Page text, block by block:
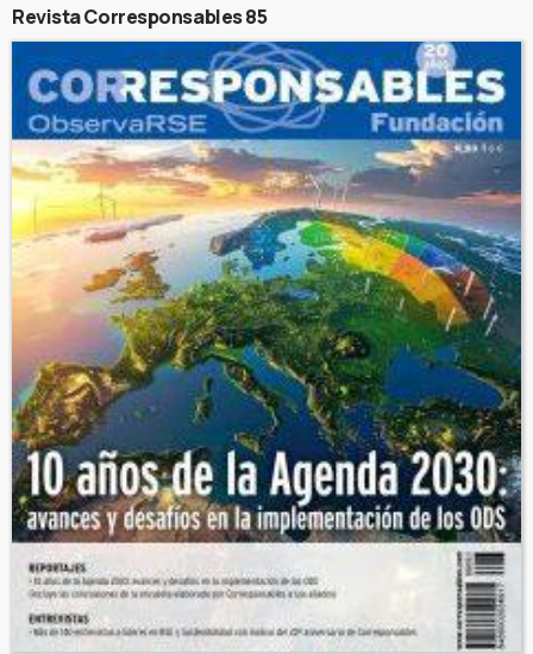
Revista Corresponsables 85